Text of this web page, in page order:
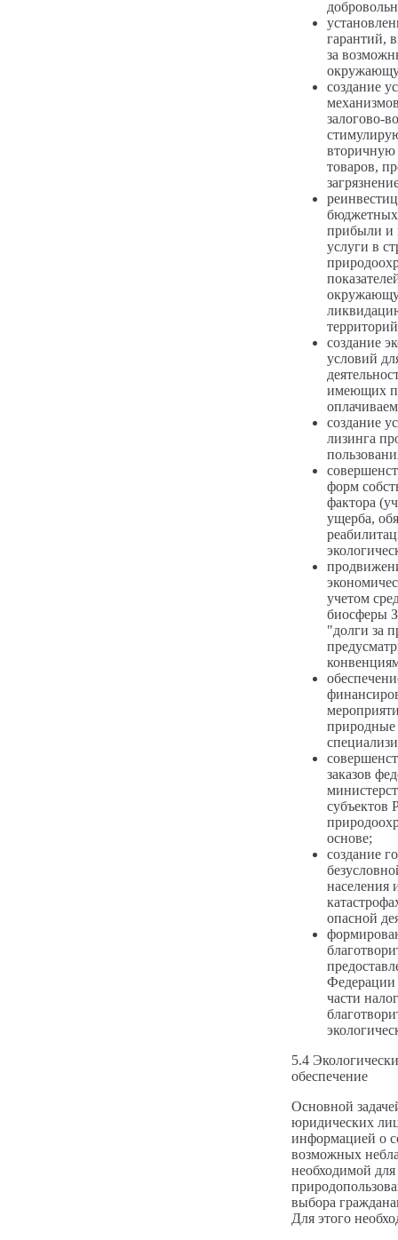
гарантий,
за
создание
залогово-
товаров,
прибыли и
услуги в
создание
условий
имеющих
создание
лизинга
форм
фактора
ущерба,
учетом
биосферы
"долги за
природные
заказов
субъектов
основе;
создание
населения
опасной
Федерации
части
5.4
обеспечение
Основной
юридических
информацией о
возможных
необходимой
выбора
Для этого